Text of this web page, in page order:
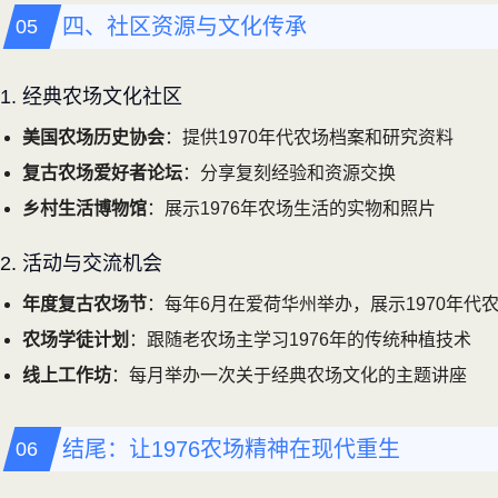
四、社区资源与文化传承
1. 经典农场文化社区
美国农场历史协会：提供1970年代农场档案和研究资料
复古农场爱好者论坛：分享复刻经验和资源交换
乡村生活博物馆：展示1976年农场生活的实物和照片
2. 活动与交流机会
年度复古农场节：每年6月在爱荷华州举办，展示1970年代
农场学徒计划 ：跟随老农场主学习1976年的传统种植技术
线上工作坊：每月举办一次关于经典农场文化的主题讲座
结尾：让1976农场精神在现代重生